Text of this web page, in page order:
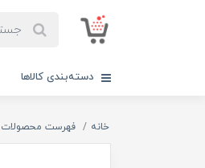
دسته‌بندی کالاها
خانه فهرست محصولات